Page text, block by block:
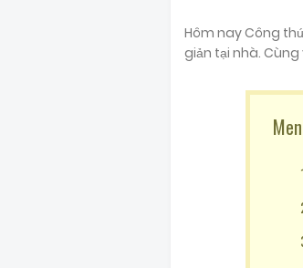
Hôm nay Công
giản tại nhà.